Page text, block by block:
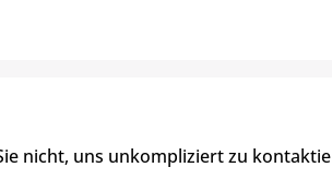
nicht, uns unkompliziert zu